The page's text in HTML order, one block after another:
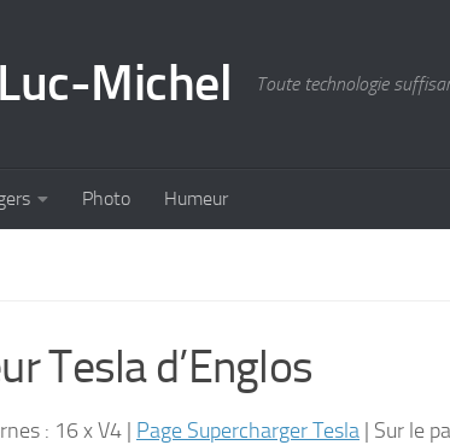
Michel Toute technologie
Photo Humeur
Tesla d’Englos
: 16 x V4 | Page Supercharger Tesla | Sur le